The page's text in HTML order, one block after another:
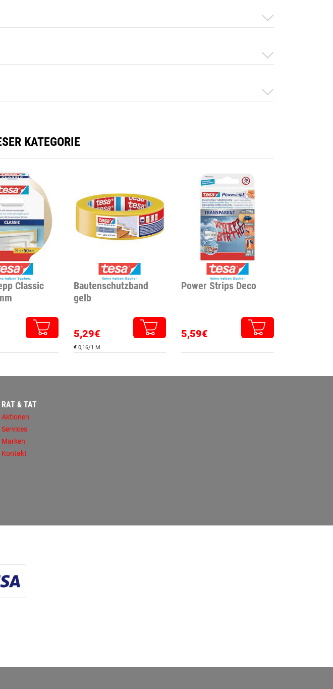
KATEGORIE
Classic
Bautenschutzband
gelb
5,29€
€ 0,16/1 M
Power Strips Deco
5,59€
RAT & TAT
Aktionen
Services
Marken
Kontakt